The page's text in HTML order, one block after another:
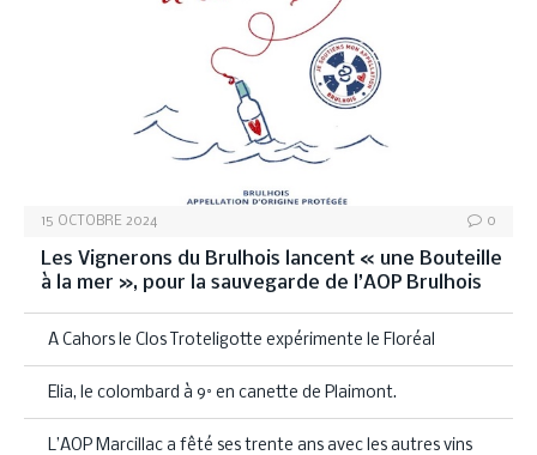
15 OCTOBRE 2024 0
Les Vignerons du Brulhois lancent « une Bouteille
à la mer », pour la sauvegarde de l’AOP Brulhois
A Cahors le Clos Troteligotte expérimente le Floréal
Elia, le colombard à 9° en canette de Plaimont.
L’AOP Marcillac a fêté ses trente ans avec les autres vins